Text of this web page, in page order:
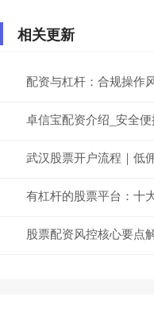
相关更新
配资与杠杆：合规操作
卓信宝配资介绍_安全
武汉股票开户流程｜低
有杠杆的股票平台：十
股票配资风控核心要点